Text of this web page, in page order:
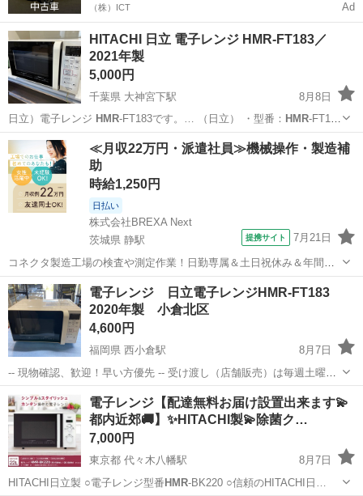
（株）ICT Ad
HITACHI 日立 電子レンジ HMR-FT183／
2021年製
5,000円
千葉県 大神宮下駅
8月8日
日立）電子レンジ HMR-FT183です。… （日立） ・型番： HMR-FT183
・年…
千葉 船橋市 大神宮下駅 生活家電
≪月収22万円・派遣社員≫機械操作・製造補
助
時給1,250円
日払い
株式会社BREXA Next
茨城県 静駅
提携サイト 7月21日
コネクタ製造工場の検査や測定作業！日勤専属＆土日祝休み＆年間休
日128日★クリーンルーム内作業★マイカー通勤OK＆無料駐車場あり
★就業先食堂利用可！日払い制度あり！《茨城県常陸大宮市》 人気の
工場のお仕事 ◇コネクタ製造工...
茨城 常陸大宮市 その他
電子レンジ 日立電子レンジHMR-FT183
2020年製 小倉北区
4,600円
福岡県 西小倉駅
8月7日
-- 現物確認、歓迎！早い方優先 -- 受け渡し（店舗販売）は毎週土曜日
と日曜日、 小倉北区の到津インターを降りて３分、 小倉高校のそばに
なります。 西小倉駅から車で５分程度です。 ぜひ、ご来店お待ちして
おります。 ...
福岡 北九州市 西小倉駅 キッチン家電 HMR
電子レンジ【配達無料お届け設置出来ます💫
都内近郊🚚】✨HITACHI製💫除菌ク…
7,000円
東京都 代々木八幡駅
8月7日
HITACHI日立製 ○電子レンジ型番HMR-BK220 ○信頼のHITACHI日…